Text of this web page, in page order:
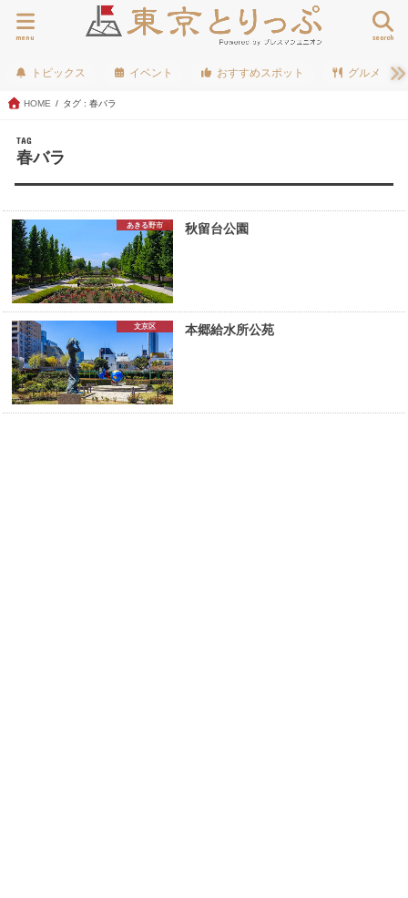
search
menu
トピックス イベント おすすめスポット グルメ
HOME タグ : 春バラ
TAG
春バラ
あきる野市 秋留台公園
文京区 本郷給水所公苑